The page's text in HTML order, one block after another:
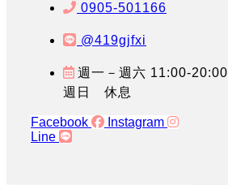
0905-501166
@419gjfxi
週一－週六 11:00-20:00
週日 休息
Facebook
Instagram
Line